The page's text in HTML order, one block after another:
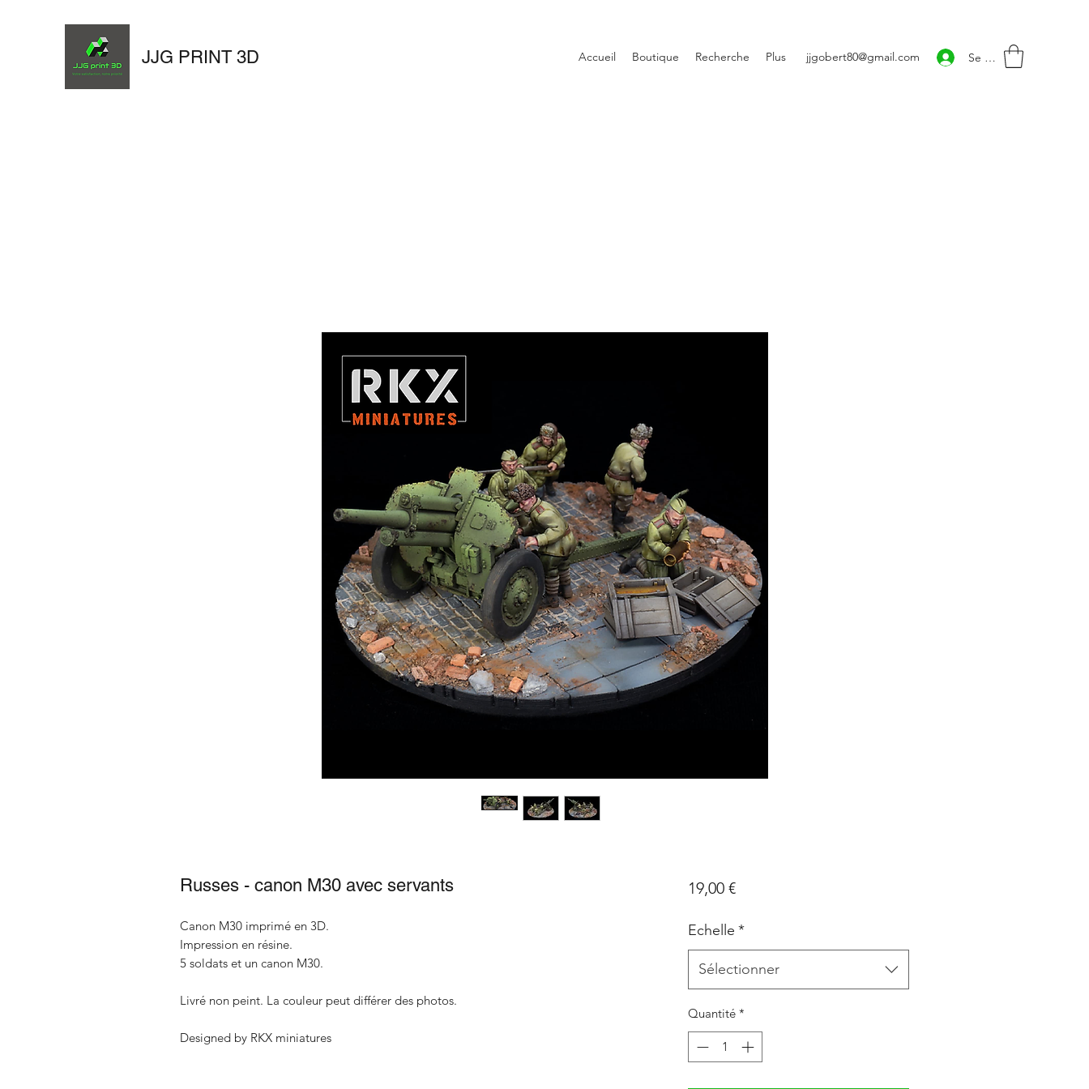
JJG PRINT 3D Accueil Boutique Recherche Plus jjgobert80@gmail.com Se connecter
Russes - canon M30 avec servants
Canon M30 imprimé en 3D.
Impression en résine.
5 soldats et un canon M30.
Livré non peint. La couleur peut différer des photos.
Designed by RKX miniatures
19,00 €Prix
Echelle *
Sélectionner
Quantité *